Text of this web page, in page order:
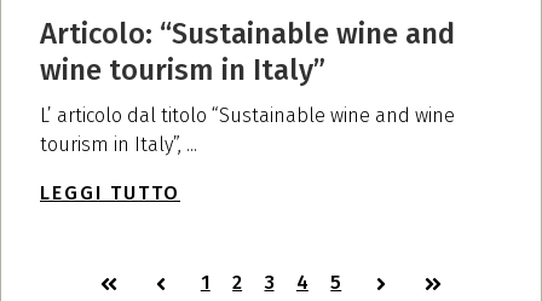
Articolo: “Sustainable wine and
wine tourism in Italy”
L’ articolo dal titolo “Sustainable wine and wine
tourism in Italy”, ...
LEGGI TUTTO
Prima Precedente
1 2 3 4 5 Successiva
Ultima